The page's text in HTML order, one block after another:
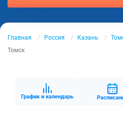
Главная Россия Казань
Томск
График и календарь